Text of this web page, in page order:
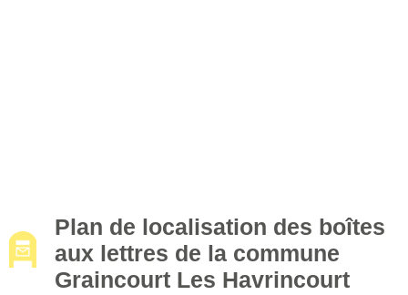
Plan de localisation des boîtes
aux lettres de la commune
Graincourt Les Havrincourt